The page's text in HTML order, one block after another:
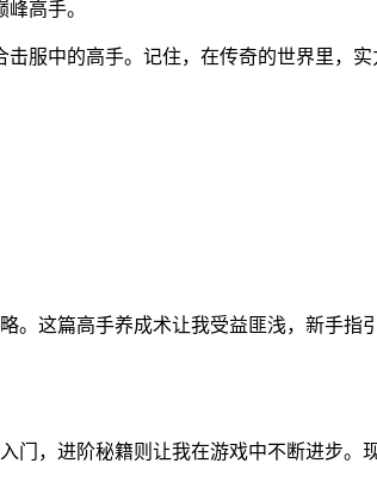
高手。
服中的高手。记住，在传奇的世界里，
。这篇高手养成术让我受益匪浅，新手
，进阶秘籍则让我在游戏中不断进步。